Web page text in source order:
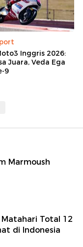
Inggris 2026:
Juara, Veda Ega
9
Marmoush
Matahari Total 12
di Indonesia